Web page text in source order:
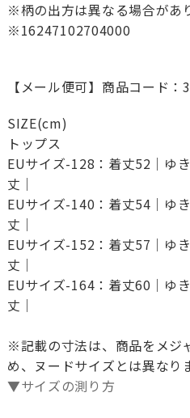
※柄の出方は異なる場合があ
※16247102704000
【メール便可】商品コード
SIZE(cm)
トップス
EUサイズ-128：着丈52｜ゆ
丈｜
EUサイズ-140：着丈54｜ゆ
丈｜
EUサイズ-152：着丈57｜ゆ
丈｜
EUサイズ-164：着丈60｜ゆ
丈｜
※記載の寸法は、商品をメジ
め、ヌードサイズとは異なり
▼サイズの測り方